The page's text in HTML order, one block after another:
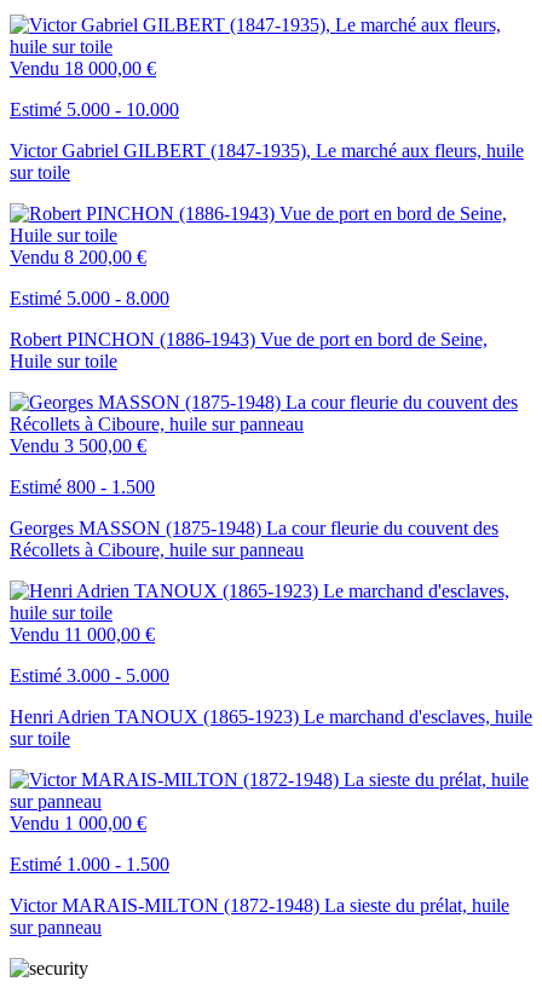
Vendu 18 000,00 €
Estimé 5.000 - 10.000
Victor Gabriel GILBERT (1847-1935), Le marché aux fleurs, huile
sur toile
Vendu 8 200,00 €
Estimé 5.000 - 8.000
Robert PINCHON (1886-1943) Vue de port en bord de Seine,
Huile sur toile
Vendu 3 500,00 €
Estimé 800 - 1.500
Georges MASSON (1875-1948) La cour fleurie du couvent des
Récollets à Ciboure, huile sur panneau
Vendu 11 000,00 €
Estimé 3.000 - 5.000
Henri Adrien TANOUX (1865-1923) Le marchand d'esclaves, huile
sur toile
Vendu 1 000,00 €
Estimé 1.000 - 1.500
Victor MARAIS-MILTON (1872-1948) La sieste du prélat, huile
sur panneau